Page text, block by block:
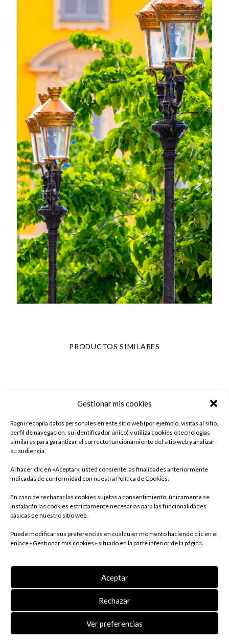
Gestionar mis cookies
Ragni recopila datos personales en este sitio web (por ejemplo, visitas al sitio,
perfil de navegación, su identificador único) y utiliza cookies o tecnologías
similares para garantizar el correcto funcionamiento del sitio web y analizar
su audiencia.
Al hacer clic en «Aceptar», usted consiente las finalidades anteriormente
indicadas de conformidad con nuestra Política de Cookies.
En caso de rechazar las cookies sujetas a consentimiento, únicamente se
instalarán las cookies estrictamente necesarias para las funcionalidades
básicas de nuestro sitio web.
Puede modificar sus preferencias en cualquier momento haciendo clic en el
enlace «Gestionar mis cookies» situado en la parte inferior de la página.
Aceptar
Rechazar
Ver preferencias
PRODUCTOS SIMILARES